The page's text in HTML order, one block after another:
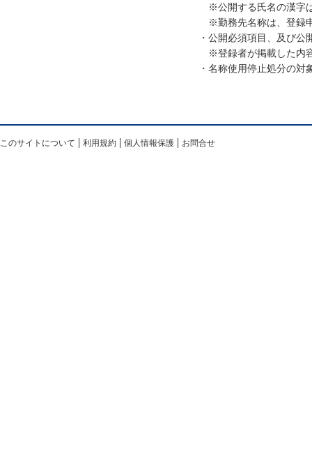
※公開する氏名の漢字は
※勤務先名称は、登録申
・公開必須項目、及び公
※登録者が掲載した内容
・名称使用停止処分の対
このサイトについて 利用規約 個人情報保護 お問合せ